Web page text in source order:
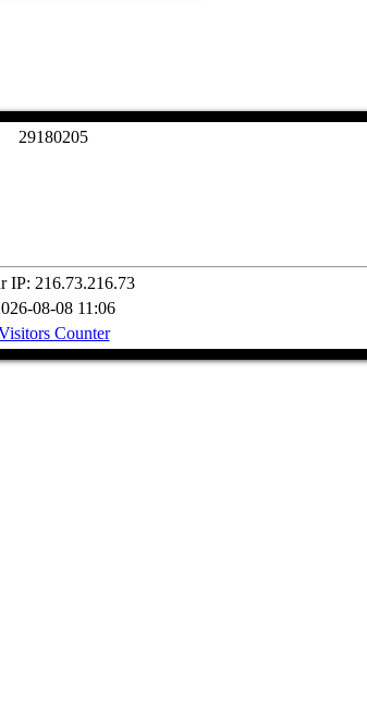
29180205
IP: 216.73.216.73
08-08 11:06
Counter